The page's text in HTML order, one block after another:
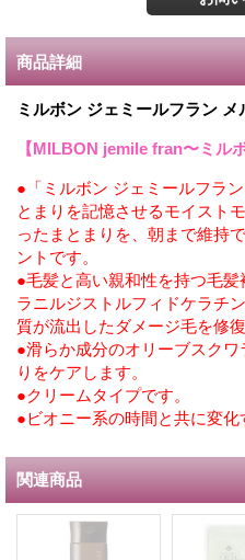
商品詳細
ミルボン ジェミールフラン
【MILBON jemile fran〜ミル
●「ミルボン ジェミールフラ
とまりを記憶させるモイスト
ったまとまりを、朝まで維持
ントです。
●毛髪と高い親和性を持つ毛
ラニルジストルフィドケラチ
質が流出したダメージ毛を修復
●滑らか成分のオリーブスク
りをケアします。
●クリームタイプです。
●ビオニー系の時間と共に変化
関連商品